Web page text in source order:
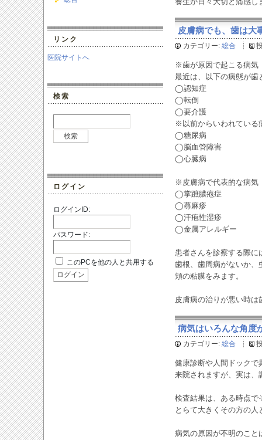
皮膚病でも、歯は大
カテゴリー: 総合
※歯が原因で起こる病気
最近は、以下の病態が歯
◯認知症
◯転倒
◯要介護
※以前からいわれている
◯糖尿病
◯脳血管障害
◯心臓病
※皮膚病で代表的な病気
◯掌蹠膿疱症
◯蕁麻疹
◯汗疱性湿疹
◯金属アレルギー
患者さんを診察する際に
歯根、歯周病がないか、
頬の粘膜をみます。
皮膚病の治りが悪い時
病気はいろんな角度
カテゴリー: 総合
健康診断や人間ドックで
来院されますが、実は、
検査結果は、ある時点で
とらて大きくその方の
病気の原因が不明のこと
リンク
医院サイトへ
検索
ログイン
ログインID:
パスワード:
このPCを他の人と共用する